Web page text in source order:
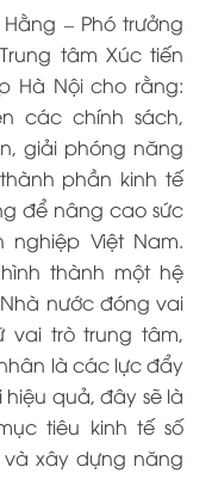
– Phó trưởng
tâm Xúc tiến
Hà Nội cho rằng:
các chính sách,
giải phóng năng
phần kinh tế
để nâng cao sức
Việt Nam.
thành một hệ
nước đóng vai
vai trò trung tâm,
là các lực đẩy
quả, đây sẽ là
tiêu kinh tế số
và xây dựng năng